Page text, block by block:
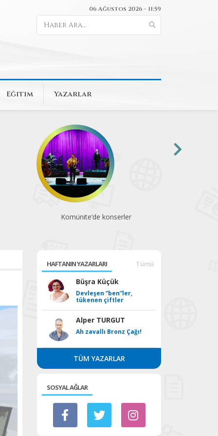
06 Ağustos 2026 - 11:59
Eğitim Yazarlar
Animasyon sevenlerin heyecanla
HAFTANIN YAZARLARI Tümü
Büşra Küçük
Devleşen “ben”ler,
tükenen çiftler
Alper TURGUT
Ah zavallı Bronz Çağı!
TÜM YAZARLAR
SOSYAL AĞLAR